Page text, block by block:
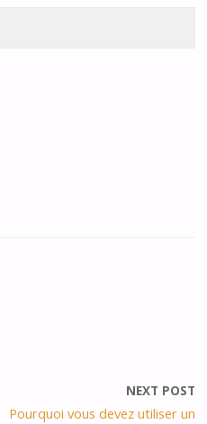
NEXT POST
Pourquoi vous devez utiliser un